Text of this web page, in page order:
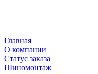
Главная
О компании
Статус заказа
Шиномонтаж